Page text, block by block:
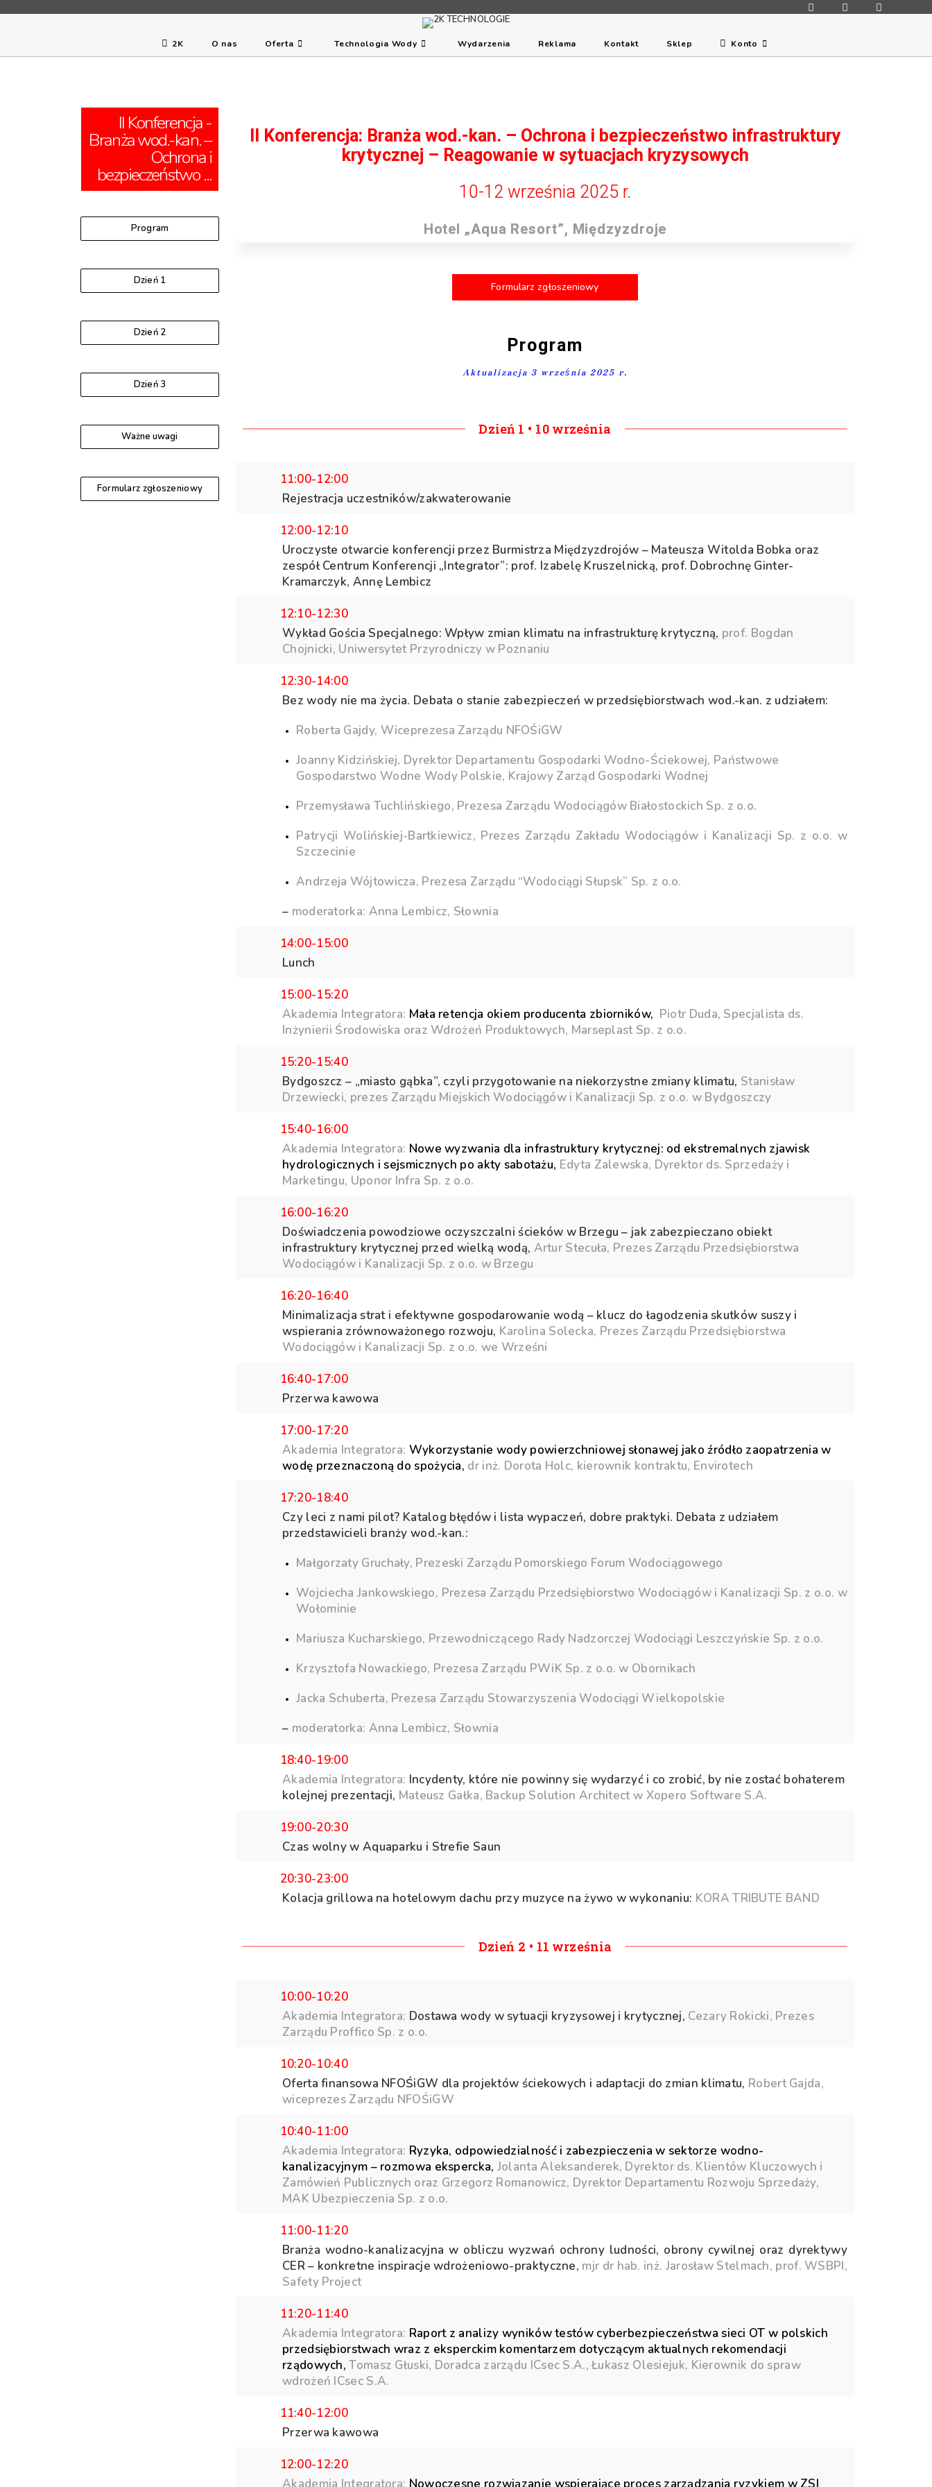
2K O nas Oferta Technologia Wody Wydarzenia Reklama Kontakt Sklep Konto
II Konferencja -
Branża wod.-kan. –
Ochrona i
bezpieczeństwo ...
Program
Dzień 1
Dzień 2
Dzień 3
Ważne uwagi
Formularz zgłoszeniowy
II Konferencja: Branża wod.-kan. – Ochrona i bezpieczeństwo infrastruktury
krytycznej – Reagowanie w sytuacjach kryzysowych
10-12 września 2025 r.
Hotel „Aqua Resort”, Międzyzdroje
Formularz zgłoszeniowy
Program
Aktualizacja 3 września 2025 r.
Dzień 1 • 10 września
11:00-12:00
Rejestracja uczestników/zakwaterowanie
12:00-12:10
Uroczyste otwarcie konferencji przez Burmistrza Międzyzdrojów – Mateusza Witolda Bobka oraz
zespół Centrum Konferencji „Integrator”: prof. Izabelę Kruszelnicką, prof. Dobrochnę Ginter-
Kramarczyk, Annę Lembicz
12:10-12:30
Wykład Gościa Specjalnego: Wpływ zmian klimatu na infrastrukturę krytyczną, prof. Bogdan
Chojnicki, Uniwersytet Przyrodniczy w Poznaniu
12:30-14:00
Bez wody nie ma życia. Debata o stanie zabezpieczeń w przedsiębiorstwach wod.-kan. z udziałem:
Roberta Gajdy, Wiceprezesa Zarządu NFOŚiGW
Joanny Kidzińskiej, Dyrektor Departamentu Gospodarki Wodno-Ściekowej, Państwowe
Gospodarstwo Wodne Wody Polskie, Krajowy Zarząd Gospodarki Wodnej
Przemysława Tuchlińskiego, Prezesa Zarządu Wodociągów Białostockich Sp. z o.o.
Patrycji Wolińskiej-Bartkiewicz, Prezes Zarządu Zakładu Wodociągów i Kanalizacji Sp. z o.o. w
Szczecinie
Andrzeja Wójtowicza, Prezesa Zarządu “Wodociągi Słupsk” Sp. z o.o.
– moderatorka: Anna Lembicz, Słownia
14:00-15:00
Lunch
15:00-15:20
Akademia Integratora: Mała retencja okiem producenta zbiorników, Piotr Duda, Specjalista ds.
Inżynierii Środowiska oraz Wdrożeń Produktowych, Marseplast Sp. z o.o.
15:20-15:40
Bydgoszcz – „miasto gąbka”, czyli przygotowanie na niekorzystne zmiany klimatu, Stanisław
Drzewiecki, prezes Zarządu Miejskich Wodociągów i Kanalizacji Sp. z o.o. w Bydgoszczy
15:40-16:00
Akademia Integratora: Nowe wyzwania dla infrastruktury krytycznej: od ekstremalnych zjawisk
hydrologicznych i sejsmicznych po akty sabotażu, Edyta Zalewska, Dyrektor ds. Sprzedaży i
Marketingu, Uponor Infra Sp. z o.o.
16:00-16:20
Doświadczenia powodziowe oczyszczalni ścieków w Brzegu – jak zabezpieczano obiekt
infrastruktury krytycznej przed wielką wodą, Artur Stecuła, Prezes Zarządu Przedsiębiorstwa
Wodociągów i Kanalizacji Sp. z o.o. w Brzegu
16:20-16:40
Minimalizacja strat i efektywne gospodarowanie wodą – klucz do łagodzenia skutków suszy i
wspierania zrównoważonego rozwoju, Karolina Solecka, Prezes Zarządu Przedsiębiorstwa
Wodociągów i Kanalizacji Sp. z o.o. we Wrześni
16:40-17:00
Przerwa kawowa
17:00-17:20
Akademia Integratora: Wykorzystanie wody powierzchniowej słonawej jako źródło zaopatrzenia w
wodę przeznaczoną do spożycia, dr inż. Dorota Holc, kierownik kontraktu, Envirotech
17:20-18:40
Czy leci z nami pilot? Katalog błędów i lista wypaczeń, dobre praktyki. Debata z udziałem
przedstawicieli branży wod.-kan.:
Małgorzaty Gruchały, Prezeski Zarządu Pomorskiego Forum Wodociągowego
Wojciecha Jankowskiego, Prezesa Zarządu Przedsiębiorstwo Wodociągów i Kanalizacji Sp. z o.o. w
Wołominie
Mariusza Kucharskiego, Przewodniczącego Rady Nadzorczej Wodociągi Leszczyńskie Sp. z o.o.
Krzysztofa Nowackiego, Prezesa Zarządu PWiK Sp. z o.o. w Obornikach
Jacka Schuberta, Prezesa Zarządu Stowarzyszenia Wodociągi Wielkopolskie
– moderatorka: Anna Lembicz, Słownia
18:40-19:00
Akademia Integratora: Incydenty, które nie powinny się wydarzyć i co zrobić, by nie zostać bohaterem
kolejnej prezentacji, Mateusz Gałka, Backup Solution Architect w Xopero Software S.A.
19:00-20:30
Czas wolny w Aquaparku i Strefie Saun
20:30-23:00
Kolacja grillowa na hotelowym dachu przy muzyce na żywo w wykonaniu: KORA TRIBUTE BAND
Dzień 2 • 11 września
10:00-10:20
Akademia Integratora: Dostawa wody w sytuacji kryzysowej i krytycznej, Cezary Rokicki, Prezes
Zarządu Proffico Sp. z o.o.
10:20-10:40
Oferta finansowa NFOŚiGW dla projektów ściekowych i adaptacji do zmian klimatu, Robert Gajda,
wiceprezes Zarządu NFOŚiGW
10:40-11:00
Akademia Integratora: Ryzyka, odpowiedzialność i zabezpieczenia w sektorze wodno-
kanalizacyjnym – rozmowa ekspercka, Jolanta Aleksanderek, Dyrektor ds. Klientów Kluczowych i
Zamówień Publicznych oraz Grzegorz Romanowicz, Dyrektor Departamentu Rozwoju Sprzedaży,
MAK Ubezpieczenia Sp. z o.o.
11:00-11:20
Branża wodno-kanalizacyjna w obliczu wyzwań ochrony ludności, obrony cywilnej oraz dyrektywy
CER – konkretne inspiracje wdrożeniowo-praktyczne, mjr dr hab. inż. Jarosław Stelmach, prof. WSBPI,
Safety Project
11:20-11:40
Akademia Integratora: Raport z analizy wyników testów cyberbezpieczeństwa sieci OT w polskich
przedsiębiorstwach wraz z eksperckim komentarzem dotyczącym aktualnych rekomendacji
rządowych, Tomasz Głuski, Doradca zarządu ICsec S.A., Łukasz Olesiejuk, Kierownik do spraw
wdrożeń ICsec S.A.
11:40-12:00
Przerwa kawowa
12:00-12:20